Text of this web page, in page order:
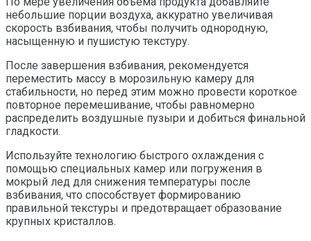
небольшие порции воздуха, аккуратно увеличивая
скорость взбивания, чтобы получить однородную,
насыщенную и пушистую текстуру.
После завершения взбивания, рекомендуется
переместить массу в морозильную камеру для
стабильности, но перед этим можно провести короткое
повторное перемешивание, чтобы равномерно
распределить воздушные пузыри и добиться финальной
гладкости.
Используйте технологию быстрого охлаждения с
помощью специальных камер или погружения в
мокрый лед для снижения температуры после
взбивания, что способствует формированию
правильной текстуры и предотвращает образование
крупных кристаллов.